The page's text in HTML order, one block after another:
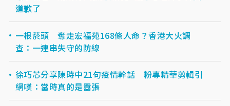
道歉了
一根菸頭 奪走宏福苑168條人命？香港大火調
查：一連串失守的防線
​徐巧芯分享陳時中21句疫情幹話 粉專精華剪輯引
網嘆：當時真的是囂張